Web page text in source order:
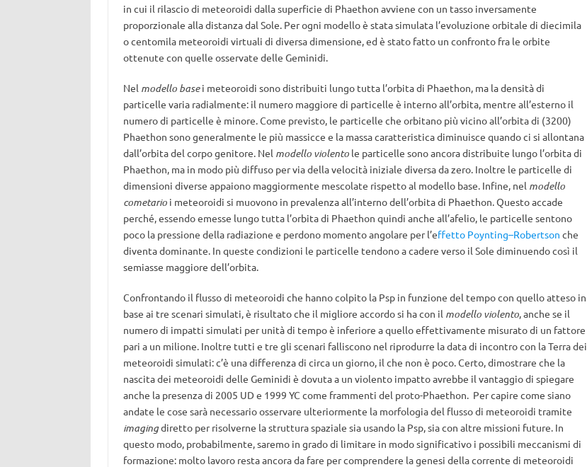
in cui il rilascio di meteoroidi dalla superficie di Phaethon avviene con un tasso inversamente
proporzionale alla distanza dal Sole. Per ogni modello è stata simulata l’evoluzione orbitale di diecimila
o centomila meteoroidi virtuali di diversa dimensione, ed è stato fatto un confronto fra le orbite
ottenute con quelle osservate delle Geminidi.
Nel modello basei meteoroidi sono distribuiti lungo tutta l’orbita di Phaethon, ma la densità di
particelle varia radialmente: il numero maggiore di particelle è interno all’orbita, mentre all’esterno il
numero di particelle è minore. Come previsto, le particelle che orbitano più vicino all’orbita di (3200)
Phaethon sono generalmente le più massicce e la massa caratteristica diminuisce quando ci si allontana
dall’orbita del corpo genitore. Nel modello violento le particelle sono ancora distribuite lungo l’orbita di
Phaethon, ma in modo più diffuso per via della velocità iniziale diversa da zero. Inoltre le particelle di
dimensioni diverse appaiono maggiormente mescolate rispetto al modello base. Infine, nel modello
cometarioi meteoroidi si muovono in prevalenza all’interno dell’orbita di Phaethon. Questo accade
perché, essendo emesse lungo tutta l’orbita di Phaethon quindi anche all’afelio, le particelle sentono
poco la pressione della radiazione e perdono momento angolare per l’effetto Poynting–Robertson che
diventa dominante. In queste condizioni le particelle tendono a cadere verso il Sole diminuendo così il
semiasse maggiore dell’orbita.
Confrontando il flusso di meteoroidi che hanno colpito la Psp in funzione del tempo con quello atteso in
base ai tre scenari simulati, è risultato che il migliore accordo si ha con il modello violento, anche se il
numero di impatti simulati per unità di tempo è inferiore a quello effettivamente misurato di un fattore
pari a un milione. Inoltre tutti e tre gli scenari falliscono nel riprodurre la data di incontro con la Terra dei
meteoroidi simulati: c’è una differenza di circa un giorno, il che non è poco. Certo, dimostrare che la
nascita dei meteoroidi delle Geminidi è dovuta a un violento impatto avrebbe il vantaggio di spiegare
anche la presenza di 2005 UD e 1999 YC come frammenti del proto-Phaethon. Per capire come siano
andate le cose sarà necessario osservare ulteriormente la morfologia del flusso di meteoroidi tramite
imagingdiretto per risolverne la struttura spaziale sia usando la Psp, sia con altre missioni future. In
questo modo, probabilmente, saremo in grado di limitare in modo significativo i possibili meccanismi di
formazione: molto lavoro resta ancora da fare per comprendere la genesi della corrente di meteoroidi